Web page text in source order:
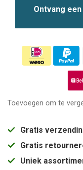
Ontvang
Toevoegen om te
Gratis
Gratis
Uniek